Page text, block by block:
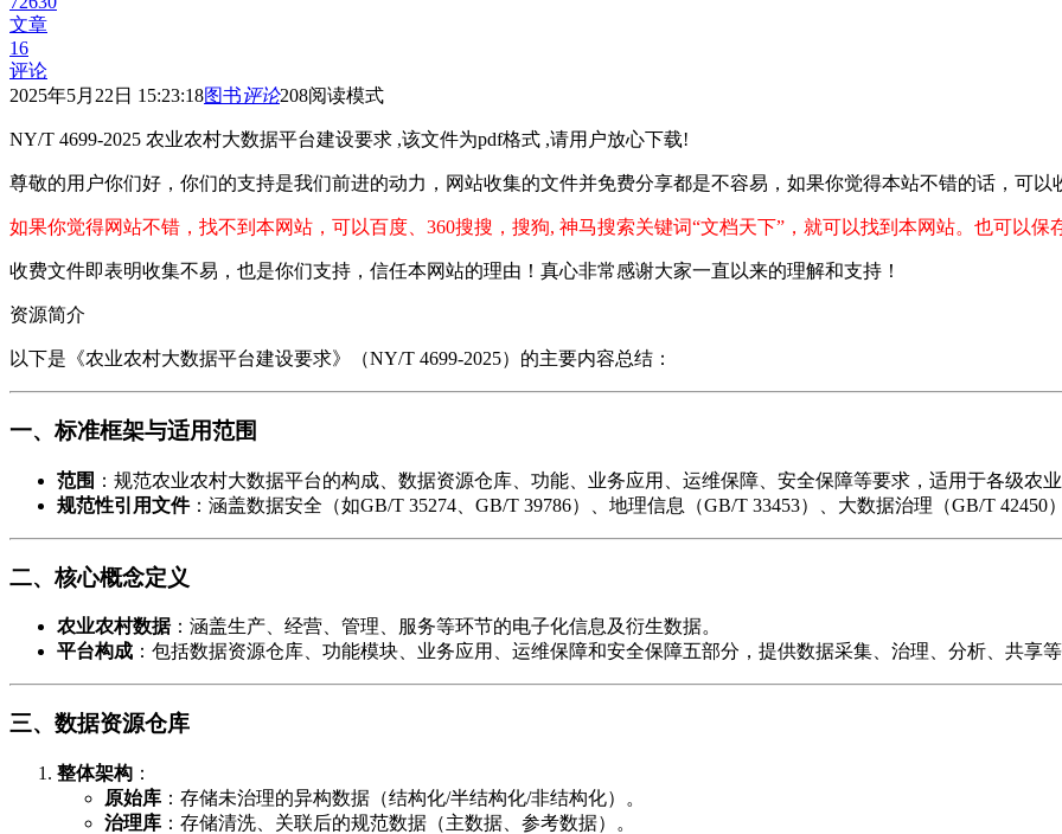
文章
16
评论
2025年5月22日 15:23:18图书评论208阅读模式
NY/T 4699-2025 农业农村大数据平台建设要求 ,该文件为pdf格式 ,请用户放心下载!
尊敬的用户你们好，你们的支持是我们前进的动力，网站收集的文件并免费分享都是不容易，如果你觉得本站不错的话，可以
如果你觉得网站不错，找不到本网站，可以百度、360搜搜，搜狗, 神马搜索关键词“文档天下”，就可以找到本网站。也可以保
收费文件即表明收集不易，也是你们支持，信任本网站的理由！真心非常感谢大家一直以来的理解和支持！
资源简介
以下是《农业农村大数据平台建设要求》（NY/T 4699-2025）的主要内容总结：
一、标准框架与适用范围
范围 ：规范农业农村大数据平台的构成、数据资源仓库、功能、业务应用、运维保障、安全保障等要求，适用于各级农
规范性引用文件：涵盖数据安全（如GB/T 35274、GB/T 39786）、地理信息（GB/T 33453）、大数据治理（GB/T 42450
二、核心概念定义
农业农村数据​：涵盖生产、经营、管理、服务等环节的电子化信息及衍生数据。
平台构成 ：包括数据资源仓库、功能模块、业务应用、运维保障和安全保障五部分，提供数据采集、治理、分析、共享等
三、数据资源仓库
整体架构 ​：
原始库 ​：存储未治理的异构数据（结构化/半结构化/非结构化）。
治理库 ​：存储清洗、关联后的规范数据（主数据、参考数据）。